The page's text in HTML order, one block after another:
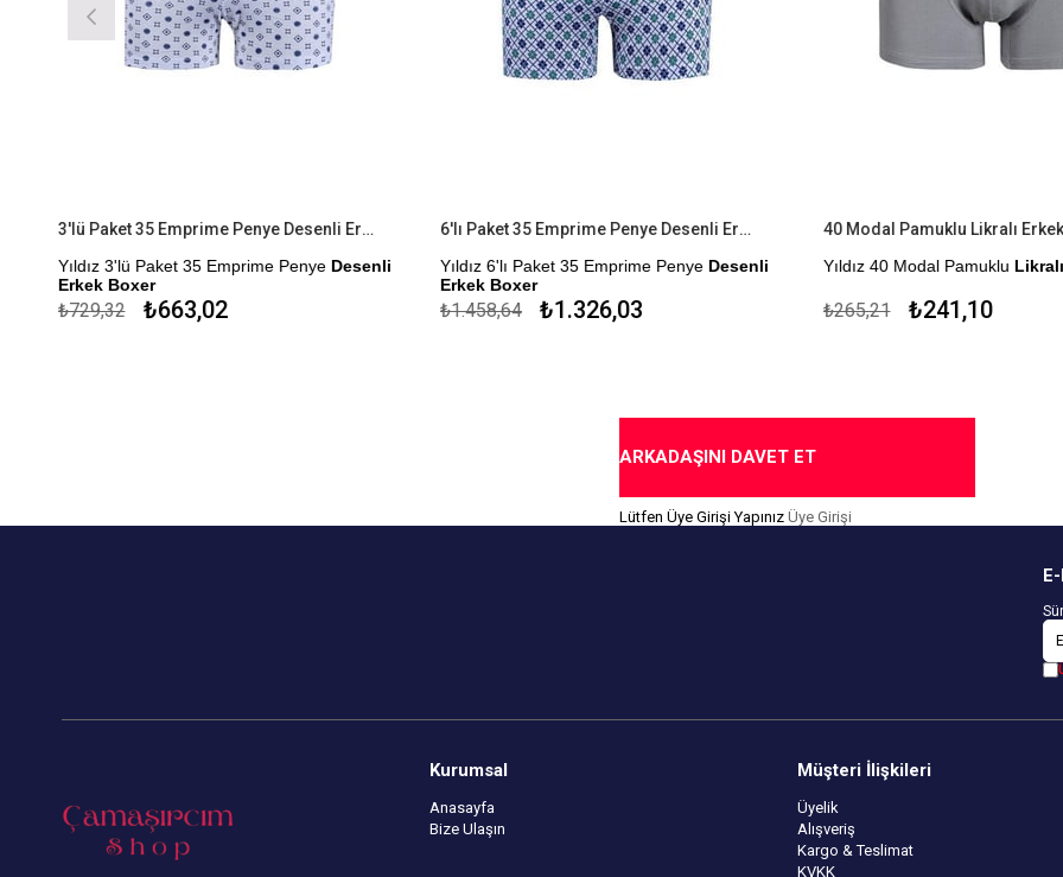
3'lü Paket 35 Emprime Penye Desenli Erkek Boxer
Yıldız 3'lü Paket 35 Emprime PenyeDesenli
Erkek Boxer
Modal Kumaştan Üretilmiştir.
₺663,02
₺729,32
6'lı Paket 35 Emprime Penye Desenli Erkek Boxer
Yıldız 6'lı Paket 35 Emprime PenyeDesenli
Erkek Boxer
Modal Kumaştan Üretilmiştir.
₺1.326,03
₺1.458,64
40 Modal Pamuklu Likralı Erkek
Yıldız 40 Modal PamukluLikralı
Çekmezlik Sanfor Testi
₺241,10
₺265,21
ARKADAŞINI DAVET ET
Lütfen Üye Girişi Yapınız Üye Girişi
Kurumsal
Anasayfa
Bize Ulaşın
Müşteri İlişkileri
Üyelik
Alışveriş
Kargo & Teslimat
KVKK